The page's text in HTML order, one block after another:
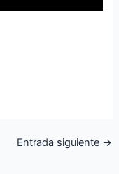
Entrada siguiente →